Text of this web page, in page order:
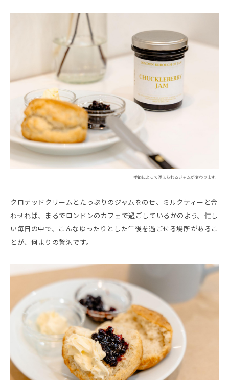
季節によって添えられるジャムが変わります。
クロテッドクリームとたっぷりのジャムをのせ、ミルクティーと合
わせれば、まるでロンドンのカフェで過ごしているかのよう。忙し
い毎日の中で、こんなゆったりとした午後を過ごせる場所があるこ
とが、何よりの贅沢です。